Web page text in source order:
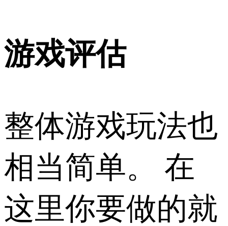
游戏评估
整体游戏玩法也
相当简单。 在
这里你要做的就